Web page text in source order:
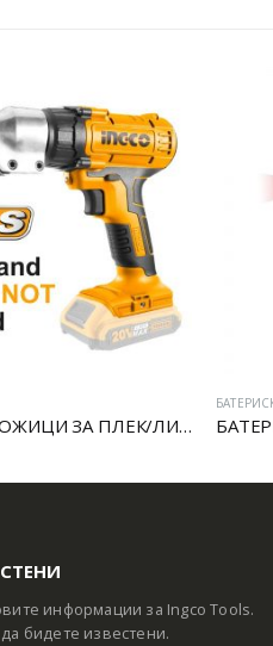
4,8V
информации за Ingco Tools.
бидете известени.